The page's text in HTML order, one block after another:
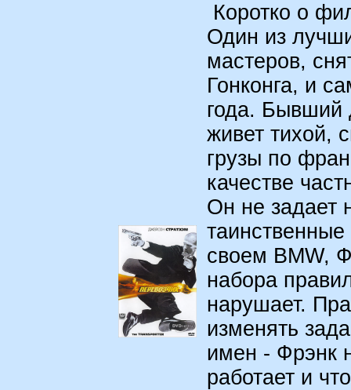
Коротко о
Один из
мастеров,
Гонконга, и
года. Бывший
живет тихой,
грузы по
качестве
Он не задает
своем BMW,
набора
нарушает.
изменять
имен - Фрэнк
работает и